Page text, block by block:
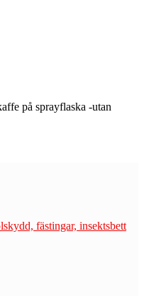
på sprayflaska -utan
fästingar, insektsbett